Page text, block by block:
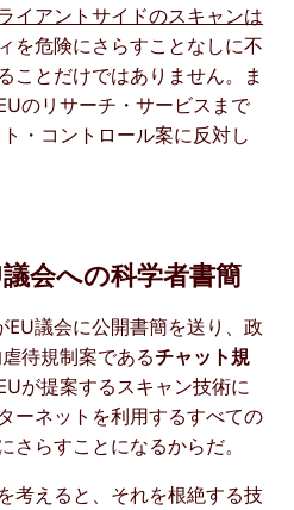
イアントサイドのスキャンは
を危険にさらすことなしに不
ことだけではありません。ま
のリサーチ・サービスまで
・コントロール案に反対し
会への科学者書簡
議会に公開書簡を送り、政
待規制案であるチャット規
が提案するスキャン技術に
ーネットを利用するすべての
さらすことになるからだ。
考えると、それを根絶する技